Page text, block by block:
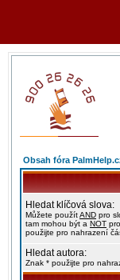
Obsah fóra
Hledat klíčová slova:
Můžete použítAND pro
tam mohou být a NOT
použijte pro nahrazení
Hledat autora:
Znak * použijte pro